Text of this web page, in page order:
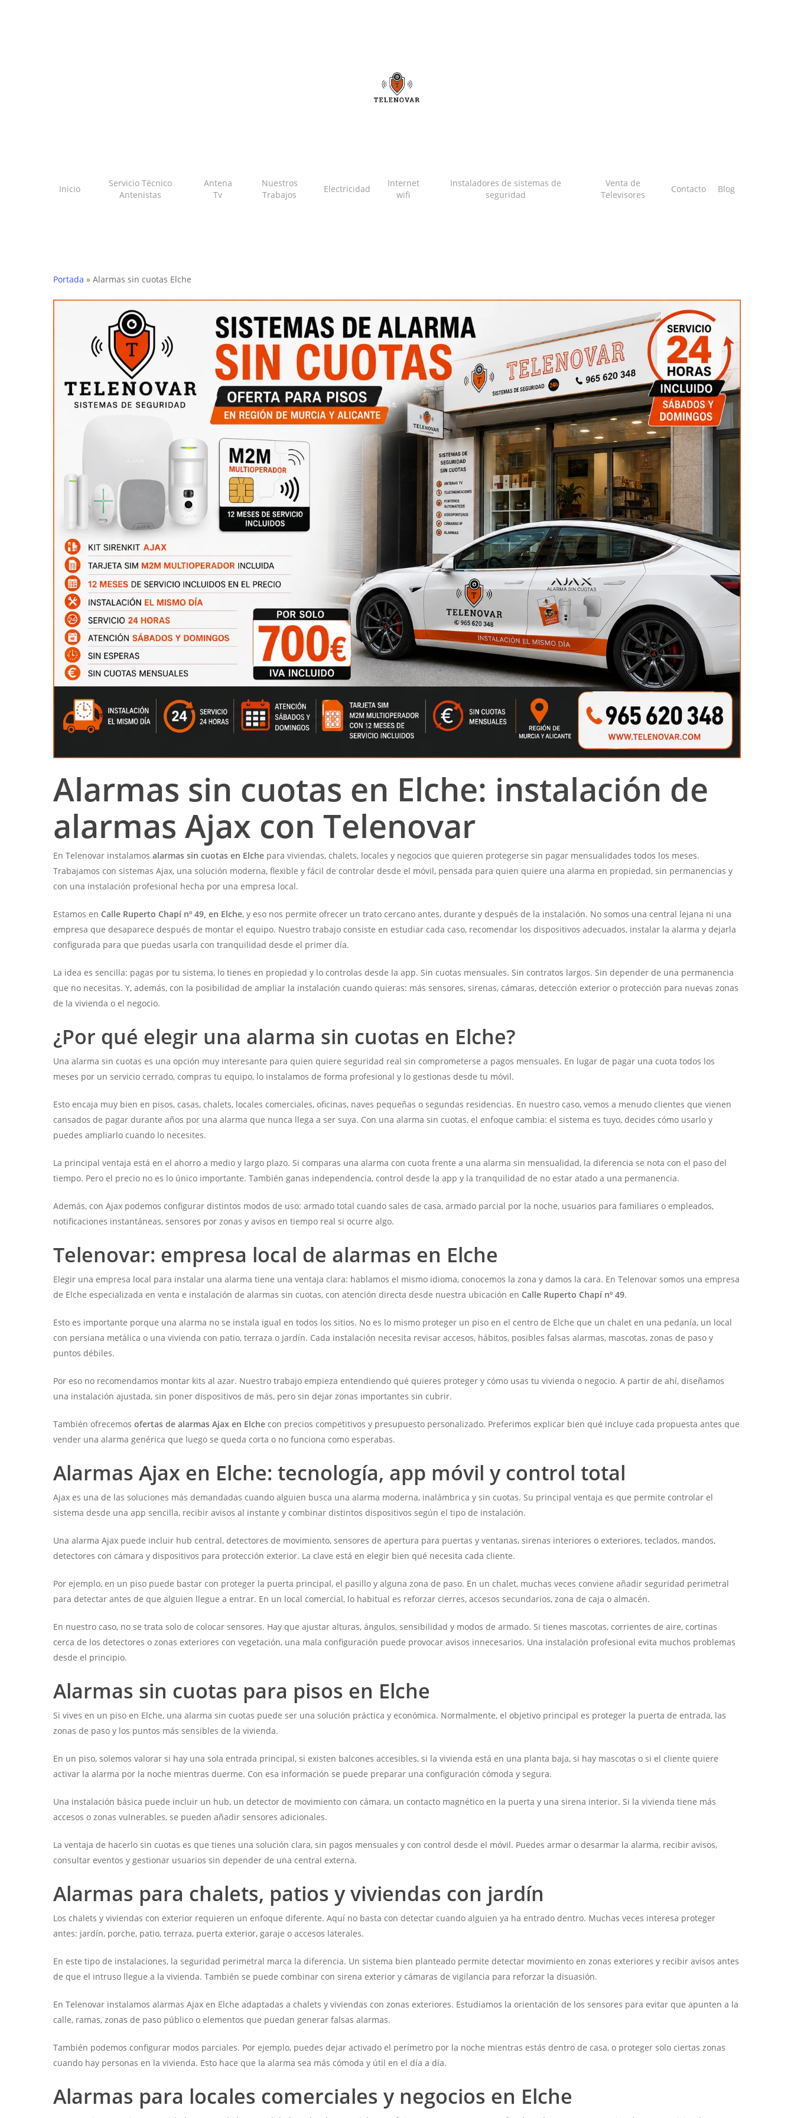
Inicio
Servicio Técnico
Antenistas
Antena
Tv
Nuestros
Trabajos
Electricidad
Internet
wifi
Instaladores de sistemas de
seguridad
Venta de
Televisores
Contacto Blog
Portada » Alarmas sin cuotas Elche
Alarmas sin cuotas en Elche: instalación de
alarmas Ajax con Telenovar
En Telenovar instalamosalarmas sin cuotas en Elche para viviendas, chalets, locales y negocios que quieren protegerse sin pagar mensualidades todos los meses.
Trabajamos con sistemas Ajax, una solución moderna, flexible y fácil de controlar desde el móvil, pensada para quien quiere una alarma en propiedad, sin permanencias y
con una instalación profesional hecha por una empresa local.
Estamos en Calle Ruperto Chapí nº 49, en Elche, y eso nos permite ofrecer un trato cercano antes, durante y después de la instalación. No somos una central lejana ni una
empresa que desaparece después de montar el equipo. Nuestro trabajo consiste en estudiar cada caso, recomendar los dispositivos adecuados, instalar la alarma y dejarla
configurada para que puedas usarla con tranquilidad desde el primer día.
La idea es sencilla: pagas por tu sistema, lo tienes en propiedad y lo controlas desde la app. Sin cuotas mensuales. Sin contratos largos. Sin depender de una permanencia
que no necesitas. Y, además, con la posibilidad de ampliar la instalación cuando quieras: más sensores, sirenas, cámaras, detección exterior o protección para nuevas zonas
de la vivienda o el negocio.
¿Por qué elegir una alarma sin cuotas en Elche?
Una alarma sin cuotas es una opción muy interesante para quien quiere seguridad real sin comprometerse a pagos mensuales. En lugar de pagar una cuota todos los
meses por un servicio cerrado, compras tu equipo, lo instalamos de forma profesional y lo gestionas desde tu móvil.
Esto encaja muy bien en pisos, casas, chalets, locales comerciales, oficinas, naves pequeñas o segundas residencias. En nuestro caso, vemos a menudo clientes que vienen
cansados de pagar durante años por una alarma que nunca llega a ser suya. Con una alarma sin cuotas, el enfoque cambia: el sistema es tuyo, decides cómo usarlo y
puedes ampliarlo cuando lo necesites.
La principal ventaja está en el ahorro a medio y largo plazo. Si comparas una alarma con cuota frente a una alarma sin mensualidad, la diferencia se nota con el paso del
tiempo. Pero el precio no es lo único importante. También ganas independencia, control desde la app y la tranquilidad de no estar atado a una permanencia.
Además, con Ajax podemos configurar distintos modos de uso: armado total cuando sales de casa, armado parcial por la noche, usuarios para familiares o empleados,
notificaciones instantáneas, sensores por zonas y avisos en tiempo real si ocurre algo.
Telenovar: empresa local de alarmas en Elche
Elegir una empresa local para instalar una alarma tiene una ventaja clara: hablamos el mismo idioma, conocemos la zona y damos la cara. En Telenovar somos una empresa
de Elche especializada en venta e instalación de alarmas sin cuotas, con atención directa desde nuestra ubicación en Calle Ruperto Chapí nº 49.
Esto es importante porque una alarma no se instala igual en todos los sitios. No es lo mismo proteger un piso en el centro de Elche que un chalet en una pedanía, un local
con persiana metálica o una vivienda con patio, terraza o jardín. Cada instalación necesita revisar accesos, hábitos, posibles falsas alarmas, mascotas, zonas de paso y
puntos débiles.
Por eso no recomendamos montar kits al azar. Nuestro trabajo empieza entendiendo qué quieres proteger y cómo usas tu vivienda o negocio. A partir de ahí, diseñamos
una instalación ajustada, sin poner dispositivos de más, pero sin dejar zonas importantes sin cubrir.
También ofrecemosofertas de alarmas Ajax en Elche con precios competitivos y presupuesto personalizado. Preferimos explicar bien qué incluye cada propuesta antes que
vender una alarma genérica que luego se queda corta o no funciona como esperabas.
Alarmas Ajax en Elche: tecnología, app móvil y control total
Ajax es una de las soluciones más demandadas cuando alguien busca una alarma moderna, inalámbrica y sin cuotas. Su principal ventaja es que permite controlar el
sistema desde una app sencilla, recibir avisos al instante y combinar distintos dispositivos según el tipo de instalación.
Una alarma Ajax puede incluir hub central, detectores de movimiento, sensores de apertura para puertas y ventanas, sirenas interiores o exteriores, teclados, mandos,
detectores con cámara y dispositivos para protección exterior. La clave está en elegir bien qué necesita cada cliente.
Por ejemplo, en un piso puede bastar con proteger la puerta principal, el pasillo y alguna zona de paso. En un chalet, muchas veces conviene añadir seguridad perimetral
para detectar antes de que alguien llegue a entrar. En un local comercial, lo habitual es reforzar cierres, accesos secundarios, zona de caja o almacén.
En nuestro caso, no se trata solo de colocar sensores. Hay que ajustar alturas, ángulos, sensibilidad y modos de armado. Si tienes mascotas, corrientes de aire, cortinas
cerca de los detectores o zonas exteriores con vegetación, una mala configuración puede provocar avisos innecesarios. Una instalación profesional evita muchos problemas
desde el principio.
Alarmas sin cuotas para pisos en Elche
Si vives en un piso en Elche, una alarma sin cuotas puede ser una solución práctica y económica. Normalmente, el objetivo principal es proteger la puerta de entrada, las
zonas de paso y los puntos más sensibles de la vivienda.
En un piso, solemos valorar si hay una sola entrada principal, si existen balcones accesibles, si la vivienda está en una planta baja, si hay mascotas o si el cliente quiere
activar la alarma por la noche mientras duerme. Con esa información se puede preparar una configuración cómoda y segura.
Una instalación básica puede incluir un hub, un detector de movimiento con cámara, un contacto magnético en la puerta y una sirena interior. Si la vivienda tiene más
accesos o zonas vulnerables, se pueden añadir sensores adicionales.
La ventaja de hacerlo sin cuotas es que tienes una solución clara, sin pagos mensuales y con control desde el móvil. Puedes armar o desarmar la alarma, recibir avisos,
consultar eventos y gestionar usuarios sin depender de una central externa.
Alarmas para chalets, patios y viviendas con jardín
Los chalets y viviendas con exterior requieren un enfoque diferente. Aquí no basta con detectar cuando alguien ya ha entrado dentro. Muchas veces interesa proteger
antes: jardín, porche, patio, terraza, puerta exterior, garaje o accesos laterales.
En este tipo de instalaciones, la seguridad perimetral marca la diferencia. Un sistema bien planteado permite detectar movimiento en zonas exteriores y recibir avisos antes
de que el intruso llegue a la vivienda. También se puede combinar con sirena exterior y cámaras de vigilancia para reforzar la disuasión.
En Telenovar instalamos alarmas Ajax en Elche adaptadas a chalets y viviendas con zonas exteriores. Estudiamos la orientación de los sensores para evitar que apunten a la
calle, ramas, zonas de paso público o elementos que puedan generar falsas alarmas.
También podemos configurar modos parciales. Por ejemplo, puedes dejar activado el perímetro por la noche mientras estás dentro de casa, o proteger solo ciertas zonas
cuando hay personas en la vivienda. Esto hace que la alarma sea más cómoda y útil en el día a día.
Alarmas para locales comerciales y negocios en Elche